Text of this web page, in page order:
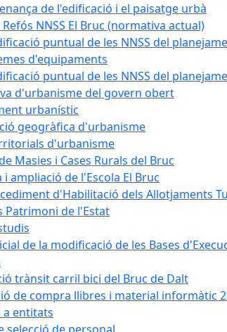
de l'edificació i el paisatge urbà
Refós NNSS El Bruc (normativa actual)
puntual de les NNSS del
d'equipaments
puntual de les NNSS del
d'urbanisme del govern obert
urbanístic
geogràfica d'urbanisme
d'urbanisme
Masies i Cases Rurals del Bruc
i ampliació de l'Escola El Bruc
d'Habilitació dels Allotjaments
Patrimoni de l'Estat
de la modificació de les Bases
trànsit carril bici del Bruc de Dalt
de compra llibres i material informàtic
a entitats